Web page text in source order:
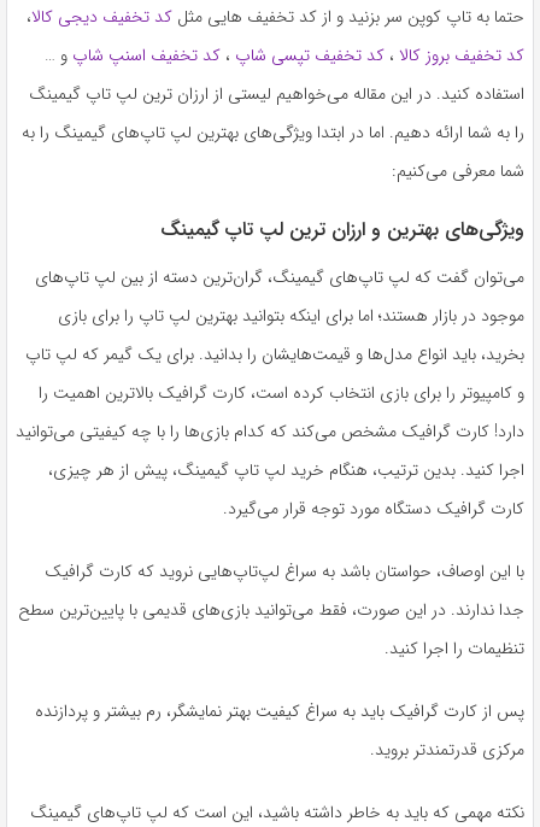
حتما به تاپ کوپن سر بزنید و از کد تخفیف هایی مثل کد تخفیف دیجی کالا،
کد تخفیف بروز کالا ، کد تخفیف تپسی شاپ ، کد تخفیف اسنپ شاپ و …
استفاده کنید. در این مقاله می‌خواهیم لیستی از ارزان ترین لپ تاپ گیمینگ
را به شما ارائه دهیم. اما در ابتدا ویژگی‌های بهترین لپ تاپ‌های گیمینگ را به
شما معرفی می‌کنیم:
ویژگی‌های بهترین و ارزان ترین لپ تاپ گیمینگ
می‌توان گفت که لپ تاپ‌های گیمینگ، گران‌ترین دسته از بین لپ تاپ‌های
موجود در بازار هستند؛ اما برای اینکه بتوانید بهترین لپ تاپ را برای بازی
بخرید، باید انواع مدل‌ها و قیمت‌هایشان را بدانید. برای یک گیمر که لپ تاپ
و کامپیوتر را برای بازی انتخاب کرده است، کارت گرافیک بالاترین اهمیت را
دارد! کارت گرافیک مشخص می‌کند که کدام بازی‌ها را با چه کیفیتی می‌توانید
اجرا کنید. بدین ترتیب، هنگام خرید لپ تاپ گیمینگ، پیش از هر چیزی،
کارت گرافیک دستگاه مورد توجه قرار می‌گیرد.
با این اوصاف، حواستان باشد به سراغ لپ‌تاپ‌هایی نروید که کارت گرافیک
جدا ندارند. در این صورت، فقط می‌توانید بازی‌های قدیمی با پایین‌ترین سطح
تنظیمات را اجرا کنید.
پس از کارت گرافیک باید به سراغ کیفیت بهتر نمایشگر، رم بیشتر و پردازنده
مرکزی قدرتمندتر بروید.
نکته مهمی که باید به خاطر داشته باشید، این است که لپ تاپ‌های گیمینگ